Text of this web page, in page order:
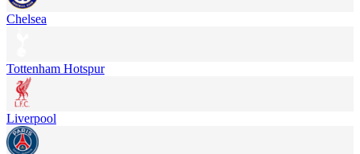
Chelsea
Tottenham Hotspur
Liverpool